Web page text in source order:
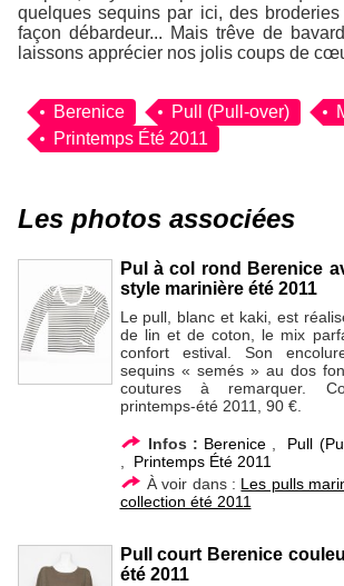
quelques sequins par ici, des
façon débardeur... Mais trêve de
laissons apprécier nos jolis coups de
Berenice Pull (Pull-over)
Printemps Été 2011
Les photos associées
Pul à col rond Berenice
style marinière été 2011
Le pull, blanc et kaki, est
de lin et de coton, le mix
confort estival. Son
sequins « semés » au dos
coutures à remarquer.
printemps-été 2011, 90 €.
Infos : Berenice, Pull
, Printemps Été 2011
À voir dans : Les pulls
collection été 2011
Pull court Berenice
été 2011